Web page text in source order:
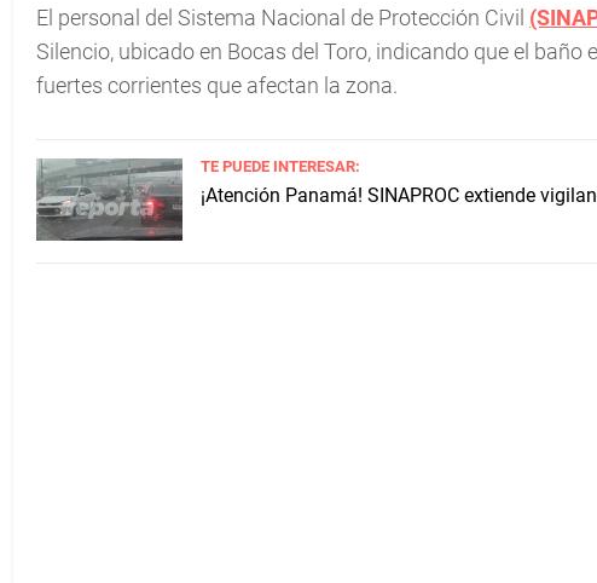
El personal del Sistema Nacional de Protección Civil
Silencio, ubicado en Bocas del Toro, indicando que el
fuertes corrientes que afectan la zona.
TE PUEDE INTERESAR:
¡Atención Panamá! SINAPROC extiende